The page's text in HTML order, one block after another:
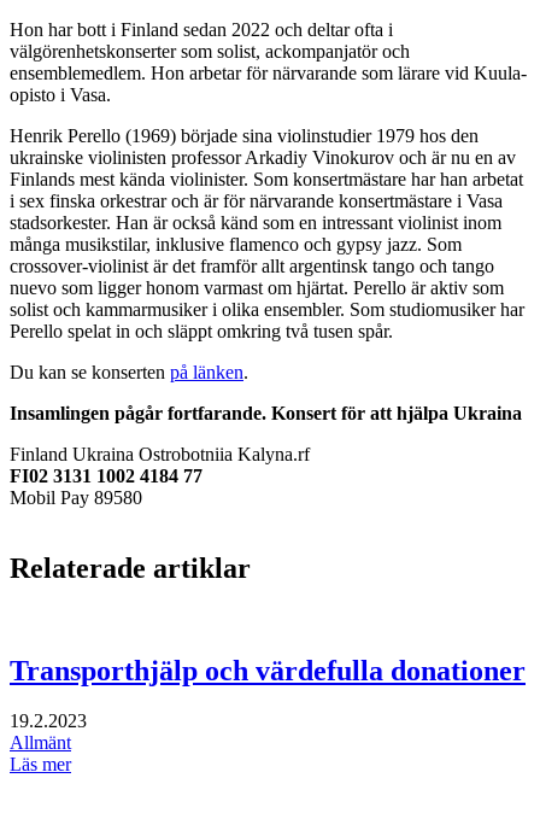
Hon har bott i Finland sedan 2022 och deltar ofta i
välgörenhetskonserter som solist, ackompanjatör och
ensemblemedlem. Hon arbetar för närvarande som lärare vid Kuula-
opisto i Vasa.
Henrik Perello (1969) började sina violinstudier 1979 hos den
ukrainske violinisten professor Arkadiy Vinokurov och är nu en av
Finlands mest kända violinister. Som konsertmästare har han arbetat
i sex finska orkestrar och är för närvarande konsertmästare i Vasa
stadsorkester. Han är också känd som en intressant violinist inom
många musikstilar, inklusive flamenco och gypsy jazz. Som
crossover-violinist är det framför allt argentinsk tango och tango
nuevo som ligger honom varmast om hjärtat. Perello är aktiv som
solist och kammarmusiker i olika ensembler. Som studiomusiker har
Perello spelat in och släppt omkring två tusen spår.
Du kan se konserten på länken.
Insamlingen pågår fortfarande. Konsert för att hjälpa Ukraina
Finland Ukraina Ostrobotniia Kalyna.rf
FI02 3131 1002 4184 77
Mobil Pay 89580
Relaterade artiklar
Transporthjälp och värdefulla donationer
19.2.2023
Allmänt
Läs mer